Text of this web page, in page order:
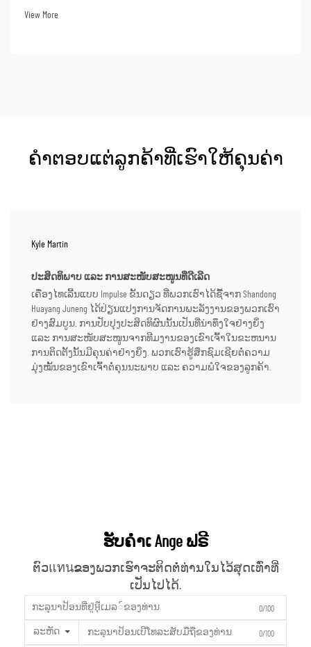
View More
ຄຳຕອບແຕ່ລູກຄ້າທີ່ເຮົາໃຫ້ຄຸນຄ່າ
Kyle Martin
ປະສິດທິພາບ ແລະ ການສະໜັບສະໜູນທີ່ດີເລີດ
ເຄື່ອງໄທເລີ້ນແບບ Impulse ຂັ້ນດຽວ ທີ່ພວກເຮົາໄດ້ຊື້ຈາກ Shandong
Huayang Juneng ໄດ້ປ່ຽນແປງການຈັດການພະລັງງານຂອງພວກເຮົາ
ຢ່າງສົມບູນ. ການປັບປຸງປະສິດທິຜົນນັ້ນເປັນທີ່ນ່າທຶງໃຈຢ່າງຍິ່ງ
ແລະ ການສະໜັບສະໜູນຈາກທີມງານຂອງເຂົາເຈົ້າໃນຂະຫນານ
ການຕິດຕັ້ງນັ້ນມີຄຸນຄ່າຢ່າງຍິ່ງ. ພວກເຮົາຮູ້ສຶກຊົມເຊີຍຕໍ່ຄວາມ
ມຸ່ງໝັ້ນຂອງເຂົາເຈົ້າຕໍ່ຄຸນນະພາບ ແລະ ຄວາມພໍໃຈຂອງລູກຄ້າ.
ຮັບຄຳເ Ange ຟຣີ
ຕົວแทนຂອງພວກເຮົາຈະຕິດຕໍ່ທ່ານໃນໄວ້ສຸດເທົ່າທີ່
ເປັນໄປໄດ້.
0/100
ລະຫັດ 0/100